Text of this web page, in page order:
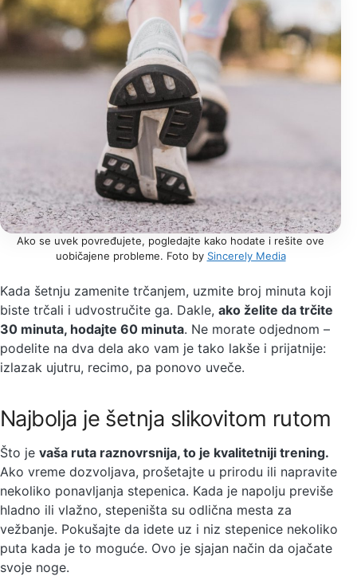
Ako se uvek povređujete, pogledajte kako hodate i rešite ove
uobičajene probleme. Foto by Sincerely Media
Kada šetnju zamenite trčanjem, uzmite broj minuta koji
biste trčali i udvostručite ga. Dakle, ako želite da trčite
30 minuta, hodajte 60 minuta. Ne morate odjednom –
podelite na dva dela ako vam je tako lakše i prijatnije:
izlazak ujutru, recimo, pa ponovo uveče.
Najbolja je šetnja slikovitom rutom
Što je vaša ruta raznovrsnija, to je kvalitetniji trening.
Ako vreme dozvoljava, prošetajte u prirodu ili napravite
nekoliko ponavljanja stepenica. Kada je napolju previše
hladno ili vlažno, stepeništa su odlična mesta za
vežbanje. Pokušajte da idete uz i niz stepenice nekoliko
puta kada je to moguće. Ovo je sjajan način da ojačate
svoje noge.